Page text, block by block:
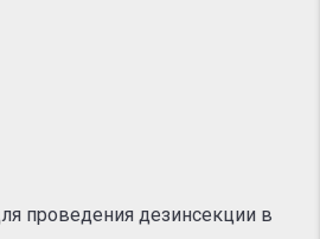
проведения дезинсекции в